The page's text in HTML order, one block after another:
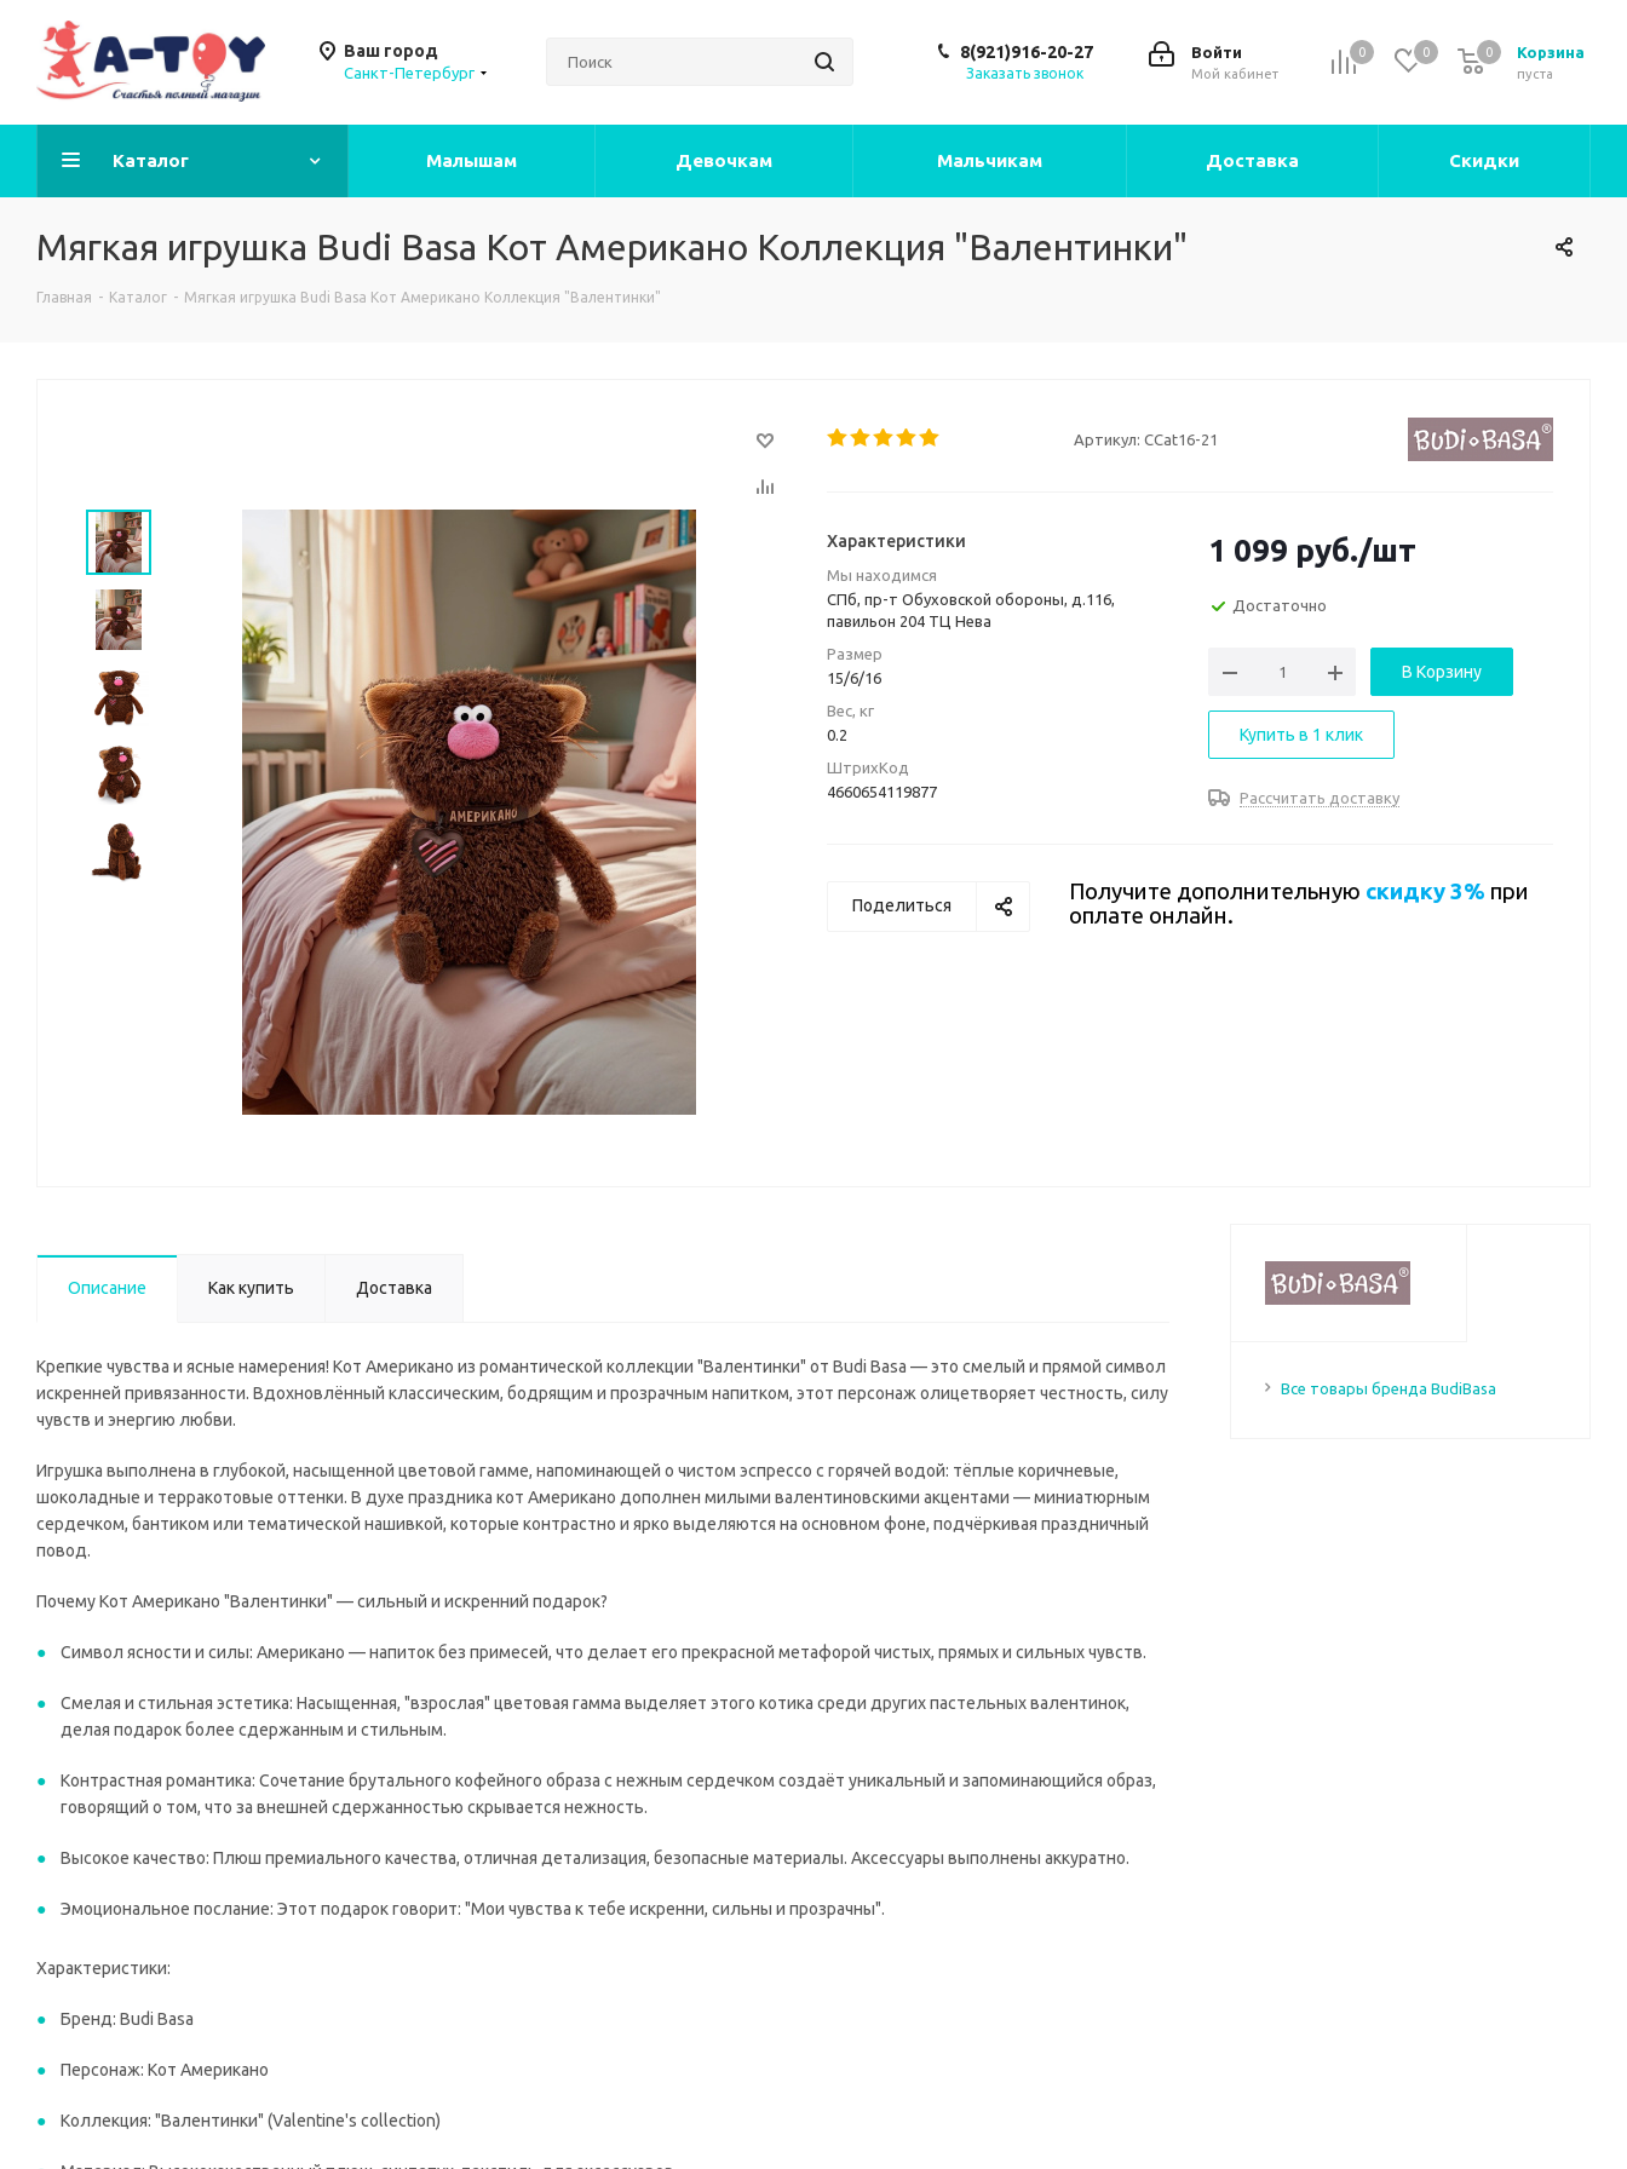
Ваш город
Санкт-Петербург
0 0 Корзина
0
пуста
0
Войти
Мой кабинет
8(921)916-20-27
Заказать звонок
Каталог Малышам Девочкам Мальчикам Доставка Скидки
Мягкая игрушка Budi Basa Кот Американо Коллекция "Валентинки"
Главная - Каталог - Мягкая игрушка Budi Basa Кот Американо Коллекция "Валентинки"
Артикул: CCat16-21
Характеристики
Мы находимся
СПб, пр-т Обуховской обороны, д.116,
павильон 204 ТЦ Нева
Размер
15/6/16
Вес, кг
0.2
ШтрихКод
4660654119877
1 099 руб./шт
Достаточно
В Корзину
Купить в 1 клик
Рассчитать доставку
Поделиться
Получите дополнительную скидку 3% при
оплате онлайн.
Описание Как купить Доставка
Крепкие чувства и ясные намерения! Кот Американо из романтической коллекции "Валентинки" от Budi Basa — это смелый и прямой символ
искренней привязанности. Вдохновлённый классическим, бодрящим и прозрачным напитком, этот персонаж олицетворяет честность, силу
чувств и энергию любви.
Игрушка выполнена в глубокой, насыщенной цветовой гамме, напоминающей о чистом эспрессо с горячей водой: тёплые коричневые,
шоколадные и терракотовые оттенки. В духе праздника кот Американо дополнен милыми валентиновскими акцентами — миниатюрным
сердечком, бантиком или тематической нашивкой, которые контрастно и ярко выделяются на основном фоне, подчёркивая праздничный
повод.
Почему Кот Американо "Валентинки" — сильный и искренний подарок?
Символ ясности и силы: Американо — напиток без примесей, что делает его прекрасной метафорой чистых, прямых и сильных чувств.
Смелая и стильная эстетика: Насыщенная, "взрослая" цветовая гамма выделяет этого котика среди других пастельных валентинок,
делая подарок более сдержанным и стильным.
Контрастная романтика: Сочетание брутального кофейного образа с нежным сердечком создаёт уникальный и запоминающийся образ,
говорящий о том, что за внешней сдержанностью скрывается нежность.
Высокое качество: Плюш премиального качества, отличная детализация, безопасные материалы. Аксессуары выполнены аккуратно.
Эмоциональное послание: Этот подарок говорит: "Мои чувства к тебе искренни, сильны и прозрачны".
Характеристики:
Бренд: Budi Basa
Персонаж: Кот Американо
Коллекция: "Валентинки" (Valentine's collection)
Все товары бренда BudiBasa